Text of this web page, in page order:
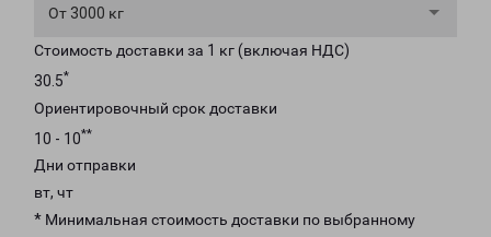
От 3000 кг
Стоимость доставки за 1 кг (включая НДС)
30.5*
Ориентировочный срок доставки
10 - 10**
Дни отправки
вт, чт
* Минимальная стоимость доставки по выбранному